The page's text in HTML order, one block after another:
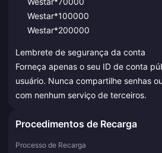
Westar*100000
Westar*200000
Lembrete de segurança da conta
Forneça apenas o seu ID de conta
usuário. Nunca compartilhe senhas
com nenhum serviço de terceiros.
Procedimentos de Recarga
Processo de Recarga